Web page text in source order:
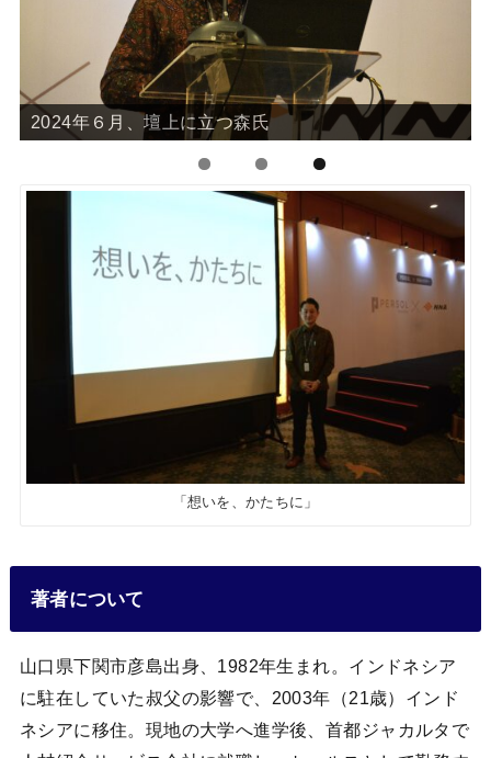
2024年６月、壇上に立つ森氏
「想いを、かたちに」
著者について
山口県下関市彦島出身、1982年生まれ。インドネシア
に駐在していた叔父の影響で、2003年（21歳）インド
ネシアに移住。現地の大学へ進学後、首都ジャカルタで